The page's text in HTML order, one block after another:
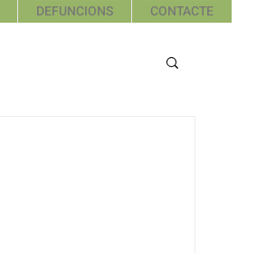
DEFUNCIONS CONTACTE